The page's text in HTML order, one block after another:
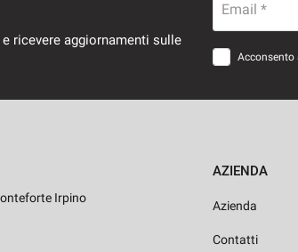
ricevere aggiornamenti sulle
Email *
Irpino
AZIENDA
Azienda
Contatti